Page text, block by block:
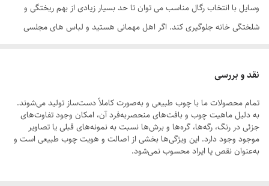
وسایل با انتخاب رگال مناسب می توان تا حد بسیار زیادی از بهم ریختگی و
شلختگی خانه جلوگیری کند. اگر اهل مهمانی هستید و لباس های مجلسی
مهمانی بعدی هم خیلی راحت تر می توانید تصمیم بگیرید که چی بپوشید این
رگال با استفاده از چوب های طبیعی وبه صورت مونتاژی ساخته شده است که
به سادگی هرچه تمام تر باز و بسته می شود همچنین در قسمت پایین این
رگال طبقه‌ای جهت قرار دادن کیف و کفش تعبیه شده که کارآیی این رگال را
نقد و بررسی
تمام محصولات ما با چوب طبیعی و به‌صورت کاملاً دست‌ساز تولید می‌شوند.
به دلیل ماهیت چوب و بافت‌های منحصر‌به‌فرد آن، امکان وجود تفاوت‌های
جزئی در رنگ، رگه‌ها، گره‌ها و برش‌ها نسبت به نمونه‌های قبلی یا تصاویر
موجود وجود دارد. این ویژگی‌ها بخشی از اصالت و هویت چوب طبیعی است و
به‌عنوان نقص یا ایراد محسوب نمی‌شود.